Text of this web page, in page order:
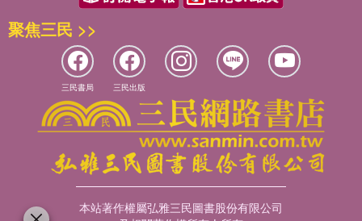
聚焦三民 >>
三民書局 三民出版
本站著作權屬弘雅三民圖書股份有限公司